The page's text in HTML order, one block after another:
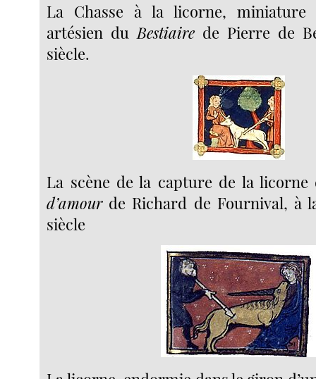
La Chasse à la licorne, miniature
artésien duBestiaire de Pierre de
siècle.
La scène de la capture de la
d’amourde Richard de Fournival, à
siècle